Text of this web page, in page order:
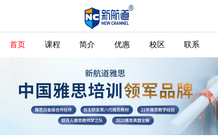
首页 课程 简介 优惠 校区 联系